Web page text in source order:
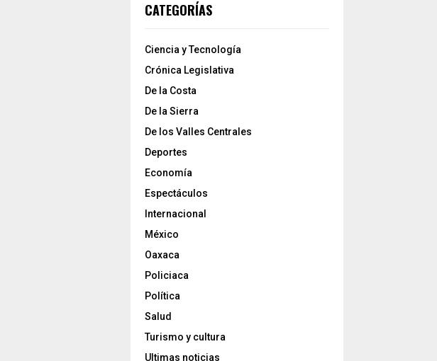
CATEGORÍAS
Ciencia y Tecnología
Crónica Legislativa
De la Costa
De la Sierra
De los Valles Centrales
Deportes
Economía
Espectáculos
Internacional
México
Oaxaca
Policiaca
Política
Salud
Turismo y cultura
Ultimas noticias